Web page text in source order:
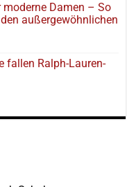
Damen – So
außergewöhnlichen
fallen Ralph-Lauren-